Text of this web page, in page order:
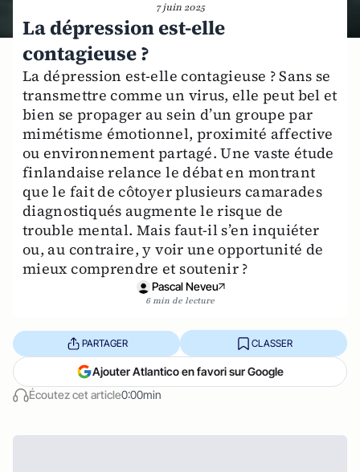
7 juin 2025
La dépression est-elle
contagieuse ?
La dépression est-elle contagieuse ? Sans se
transmettre comme un virus, elle peut bel et
bien se propager au sein d’un groupe par
mimétisme émotionnel, proximité affective
ou environnement partagé. Une vaste étude
finlandaise relance le débat en montrant
que le fait de côtoyer plusieurs camarades
diagnostiqués augmente le risque de
trouble mental. Mais faut-il s’en inquiéter
ou, au contraire, y voir une opportunité de
mieux comprendre et soutenir ?
Pascal Neveu
6 min de lecture
Écoutez cet article0:00min
PARTAGER CLASSER
Ajouter Atlantico en favori sur Google